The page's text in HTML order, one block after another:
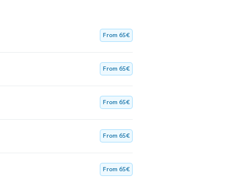
From 65€
From 65€
From 65€
From 65€
From 65€